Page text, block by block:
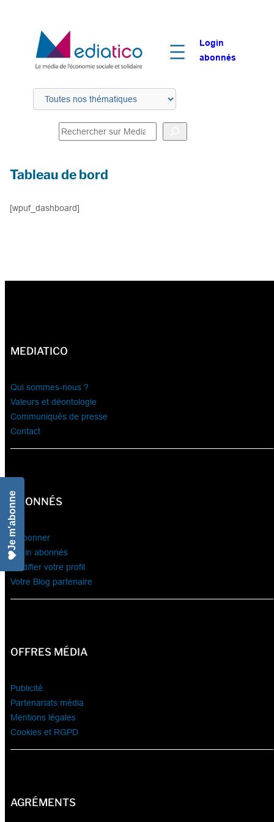
Login
abonnés
R
e
h
Tableau de bord
[wpuf_dashboard]
MEDIATICO
Qui sommes-nous ?
Valeurs et déontologie
Communiqués de presse
Contact
ABONNÉS
S’abonner
Login abonnés
Modifier votre profil
Votre Blog partenaire
OFFRES MÉDIA
Publicité
Partenariats média
Mentions légales
Cookies et RGPD
AGRÉMENTS
Je m'abonne